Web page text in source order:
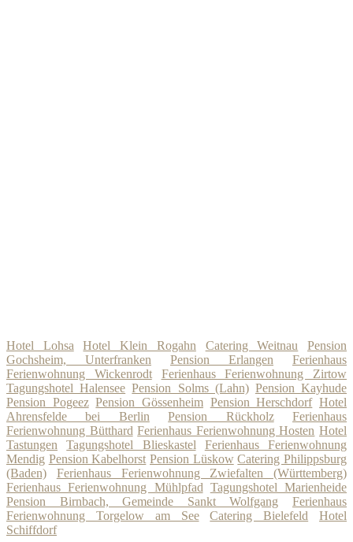
Hotel Lohsa Hotel Klein Rogahn Catering Weitnau
Pension
Gochsheim, Unterfranken
Pension Erlangen
Ferienhaus
Ferienwohnung Wickenrodt
Ferienhaus Ferienwohnung Zirtow
Tagungshotel Halensee Pension Solms (Lahn) Pension Kayhude
Pension Pogeez Pension Gössenheim Pension Herschdorf Hotel
Ahrensfelde bei Berlin
Pension Rückholz
Ferienhaus
Ferienwohnung Bütthard Ferienhaus Ferienwohnung Hosten Hotel
Tastungen
Tagungshotel Blieskastel
Ferienhaus Ferienwohnung
Mendig Pension Kabelhorst Pension Lüskow Catering Philippsburg
(Baden)
Ferienhaus Ferienwohnung Zwiefalten (Württemberg)
Ferienhaus Ferienwohnung Mühlpfad Tagungshotel Marienheide
Pension Birnbach, Gemeinde Sankt Wolfgang
Ferienhaus
Ferienwohnung Torgelow am See
Catering Bielefeld
Hotel
Schiffdorf